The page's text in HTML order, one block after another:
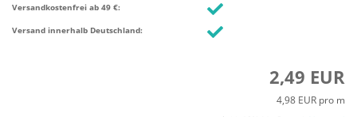
Versandkostenfrei ab 49 €:
Versand innerhalb Deutschland:
2,49 EUR
4,98 EUR pro m